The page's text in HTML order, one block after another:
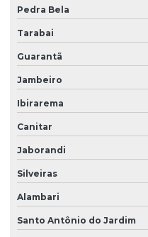
Pedra Bela
Tarabai
Guarantã
Jambeiro
Ibirarema
Canitar
Jaborandi
Silveiras
Alambari
Santo Antônio do Jardim